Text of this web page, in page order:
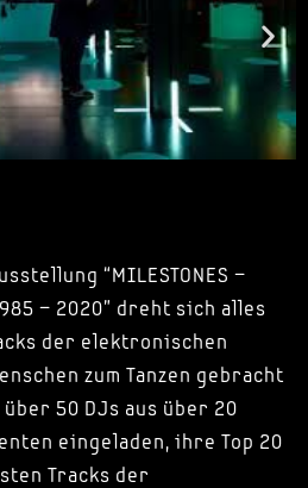
“MILESTONES –
– 2020” dreht sich alles
der elektronischen
zum Tanzen gebracht
50 DJs aus über 20
eingeladen, ihre Top 20
Tracks der